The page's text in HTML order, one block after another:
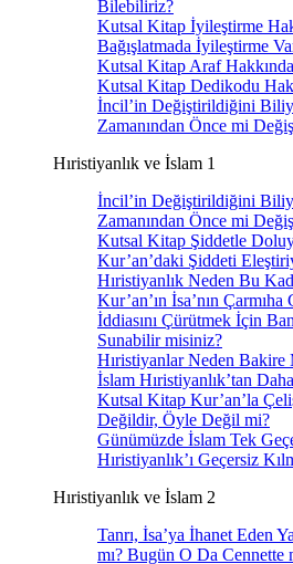
Bilebiliriz?
Kutsal Kitap İyileştirme
Bağışlatmada İyileştirme
Kutsal Kitap Araf
Kutsal Kitap Dedikodu
İncil’in Değiştirildiğini
Zamanından Önce mi
Hıristiyanlık ve İslam 1
İncil’in Değiştirildiğini
Zamanından Önce mi
Kutsal Kitap Şiddetle
Kur’an’daki Şiddeti
Hıristiyanlık Neden Bu
Kur’an’ın İsa’nın
İddiasını Çürütmek İçin
Sunabilir misiniz?
Hıristiyanlar Neden Bakire
İslam Hıristiyanlık’tan
Kutsal Kitap Kur’an’la
Değildir, Öyle Değil mi?
Günümüzde İslam Tek
Hıristiyanlık’ı Geçersiz
Hıristiyanlık ve İslam 2
Tanrı, İsa’ya İhanet Eden
mı? Bugün O Da Cennette